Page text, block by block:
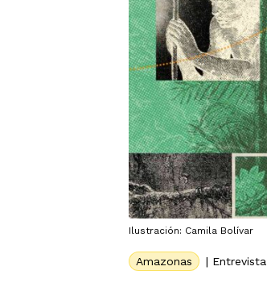
Ilustración: Camila Bolívar
Amazonas | Entrevista